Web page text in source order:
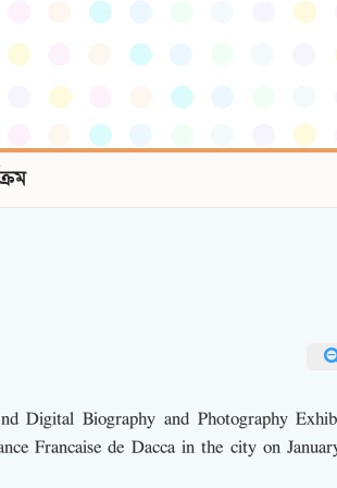
Digital Biography and Photography
Francaise de Dacca in the city on